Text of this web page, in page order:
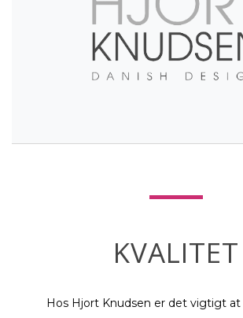
KVALITET
Hos Hjort Knudsen er det vigtigt at